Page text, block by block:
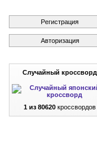
Регистрация
Авторизация
Случайный кроссворд
1 из 80620 кроссвордов